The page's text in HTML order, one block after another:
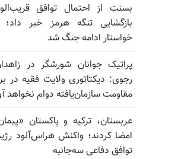
بسنت از احتمال توافق
بازگشایی تنگه هرمز خبر داد؛
خواستار ادامه جنگ شد
پراتیک جوانان شورشگر در
رجوی: دیکتاتوری ولایت فقیه در
مقاومت سازمان‌یافته دوام نخواهد
عربستان، ترکیه و پاکستان
امضا کردند؛ واکنش هراس‌آلود
توافق دفاعی سه‌جانبه